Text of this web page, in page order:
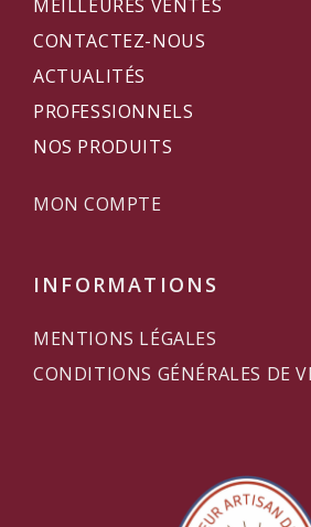
MEILLEURES VENTES
CONTACTEZ-NOUS
ACTUALITÉS
PROFESSIONNELS
NOS PRODUITS
MON COMPTE
INFORMATIONS
MENTIONS LÉGALES
CONDITIONS GÉNÉRALES DE